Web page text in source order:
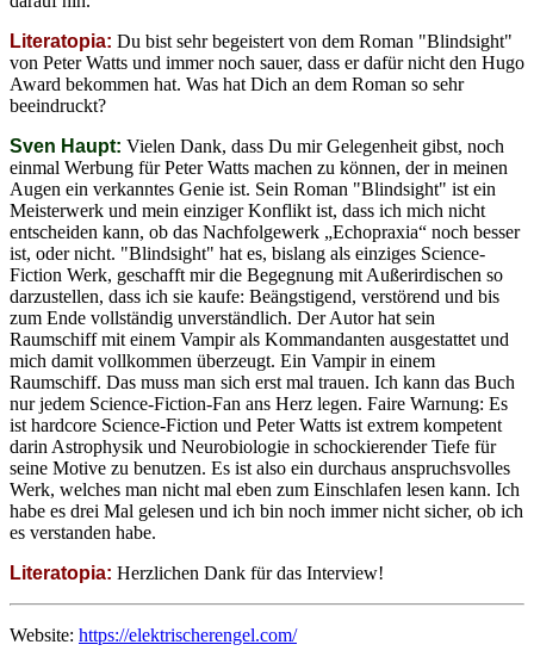
Literatopia: Du bist sehr begeistert von dem Roman "Blindsight"
von Peter Watts und immer noch sauer, dass er dafür nicht den Hugo
Award bekommen hat. Was hat Dich an dem Roman so sehr
beeindruckt?
Sven Haupt: Vielen Dank, dass Du mir Gelegenheit gibst, noch
einmal Werbung für Peter Watts machen zu können, der in meinen
Augen ein verkanntes Genie ist. Sein Roman "Blindsight" ist ein
Meisterwerk und mein einziger Konflikt ist, dass ich mich nicht
entscheiden kann, ob das Nachfolgewerk „Echopraxia“ noch besser
ist, oder nicht. "Blindsight" hat es, bislang als einziges Science-
Fiction Werk, geschafft mir die Begegnung mit Außerirdischen so
darzustellen, dass ich sie kaufe: Beängstigend, verstörend und bis
zum Ende vollständig unverständlich. Der Autor hat sein
Raumschiff mit einem Vampir als Kommandanten ausgestattet und
mich damit vollkommen überzeugt. Ein Vampir in einem
Raumschiff. Das muss man sich erst mal trauen. Ich kann das Buch
nur jedem Science-Fiction-Fan ans Herz legen. Faire Warnung: Es
ist hardcore Science-Fiction und Peter Watts ist extrem kompetent
darin Astrophysik und Neurobiologie in schockierender Tiefe für
seine Motive zu benutzen. Es ist also ein durchaus anspruchsvolles
Werk, welches man nicht mal eben zum Einschlafen lesen kann. Ich
habe es drei Mal gelesen und ich bin noch immer nicht sicher, ob ich
es verstanden habe.
Literatopia: Herzlichen Dank für das Interview!
Website: https://elektrischerengel.com/